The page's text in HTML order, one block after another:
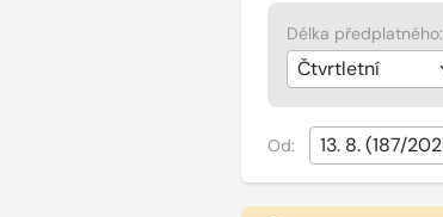
Délka předplatného:
Od: